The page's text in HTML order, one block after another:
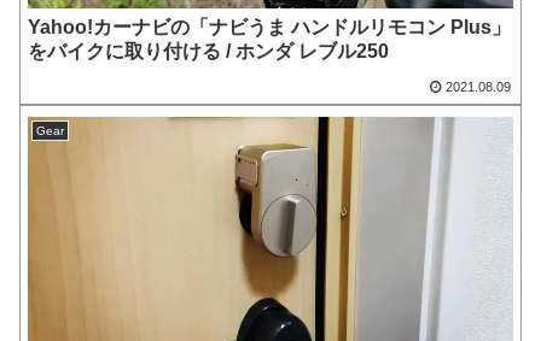
Yahoo!カーナビの「ナビうま ハンドルリモコン Plus」
をバイクに取り付ける / ホンダ レブル250
2021.08.09
Gear